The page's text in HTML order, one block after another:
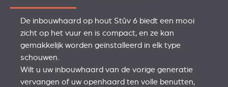
De inbouwhaard op hout Stûv 6 biedt een mooi
zicht op het vuur en is compact, en ze kan
gemakkelijk worden geïnstalleerd in elk type
schouwen.
Wilt u uw inbouwhaard van de vorige generatie
vervangen of uw openhaard ten volle benutten,